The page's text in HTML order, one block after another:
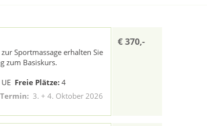
Sportmassage erhalten Sie
zum Basiskurs.
Freie Plätze: 4
Termin: 3. + 4. Oktober 2026
€ 370,-